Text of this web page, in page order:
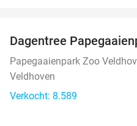
Dagentree
Papegaaienpark Zoo
Veldhoven
Verkocht: 8.589